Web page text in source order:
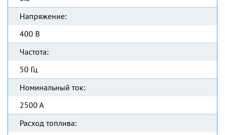
Напряжение:
400 В
Частота:
50 Гц
Номинальный ток:
2500 А
Расход топлива: